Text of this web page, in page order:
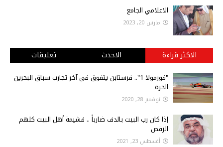
الاعلامي الجامع
مارس 20, 2023
الاكثر قراءة الاحدث تعليقات
"فورمولا 1".. فرستابن يتفوق في آخر تجارب سباق البحرين
الحرة
نوفمبر 28, 2020
إذا كان رب البيت بالدف ضارباً .. فشيمة أهل البيت كلهم
الرقص
أغسطس 23, 2021